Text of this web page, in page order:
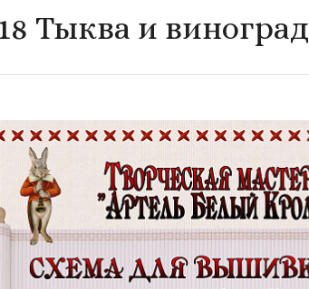
символизм,
карты
сцены
сюжеты,
Тыква и виноград